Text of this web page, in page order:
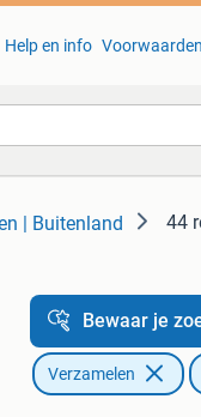
Help en info Voorwaarden
| Buitenland 44
Bewaar je
Verzamelen